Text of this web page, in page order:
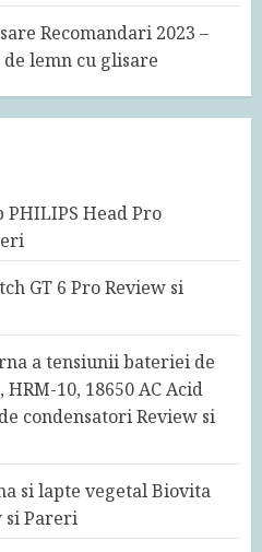
Recomandari 2023 –
lemn cu glisare
Head Pro
GT 6 Pro Review si
a tensiunii bateriei de
10, 18650 AC Acid
condensatori Review si
si lapte vegetal Biovita
si Pareri